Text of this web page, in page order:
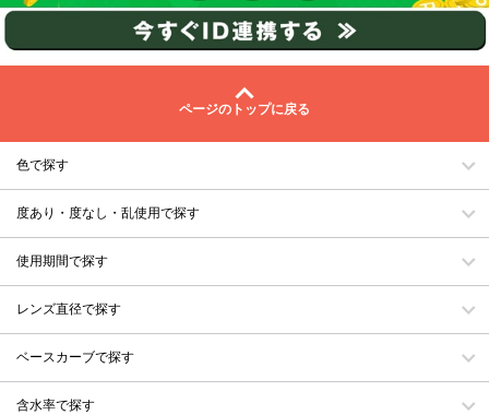
ページのトップに戻る
色で探す
度あり・度なし・乱使用で探す
使用期間で探す
レンズ直径で探す
ベースカーブで探す
含水率で探す